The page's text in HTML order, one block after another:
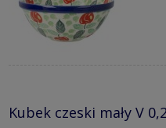
Kubek czeski mały V